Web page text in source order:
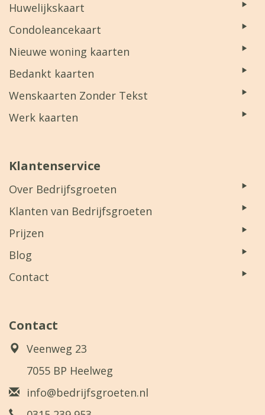
Huwelijkskaart
Condoleancekaart
Nieuwe woning kaarten
Bedankt kaarten
Wenskaarten Zonder Tekst
Werk kaarten
Klantenservice
Over Bedrijfsgroeten
Klanten van Bedrijfsgroeten
Prijzen
Blog
Contact
Contact
Veenweg 23
7055 BP Heelweg
info@bedrijfsgroeten.nl